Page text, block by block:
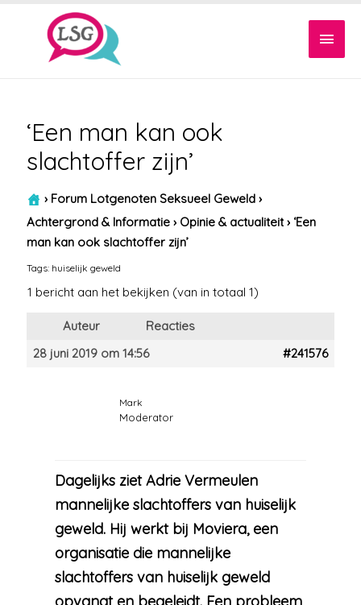
‘Een man kan ook
slachtoffer zijn’
› Forum Lotgenoten Seksueel Geweld ›
Achtergrond & Informatie › Opinie & actualiteit › ‘Een
man kan ook slachtoffer zijn’
Tags: huiselijk geweld
1 bericht aan het bekijken (van in totaal 1)
Auteur
Reacties
28 juni 2019 om 14:56
#241576
Mark
Moderator
Dagelijks ziet Adrie Vermeulen
mannelijke slachtoffers van huiselijk
geweld. Hij werkt bij Moviera, een
organisatie die mannelijke
slachtoffers van huiselijk geweld
opvangt en begeleidt. Een probleem